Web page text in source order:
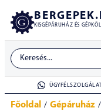
KISGÉPÁRUHÁZ ÉS
Főoldal / Gépáruház /